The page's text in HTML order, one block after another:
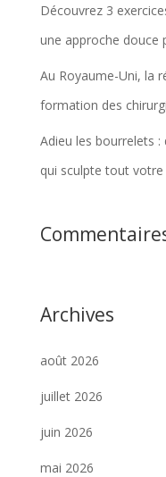
Découvrez 3
une approche douce
Au Royaume-Uni, la
formation des
Adieu les bourrelets
qui sculpte tout
Archives
août 2026
juillet 2026
juin 2026
mai 2026